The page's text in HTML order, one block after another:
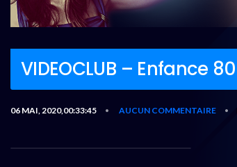
VIDEOCLUB – Enfance 80
06 MAI, 2020,00:33:45 • AUCUN COMMENTAIRE •